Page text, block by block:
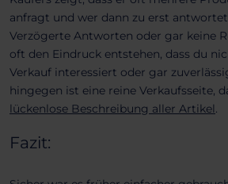
anfragt und wer dann zu erst
Verzögerte Antworten oder gar keine
oft den Eindruck entstehen, dass du
Verkauf interessiert oder gar
hingegen ist eine reine Verkaufsseite,
lückenlose Beschreibung aller Artikel.
Fazit: